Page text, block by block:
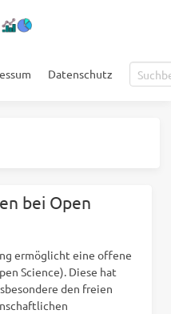
Datenschutz
bei Open
ermöglicht eine offene
Science). Diese hat
den freien